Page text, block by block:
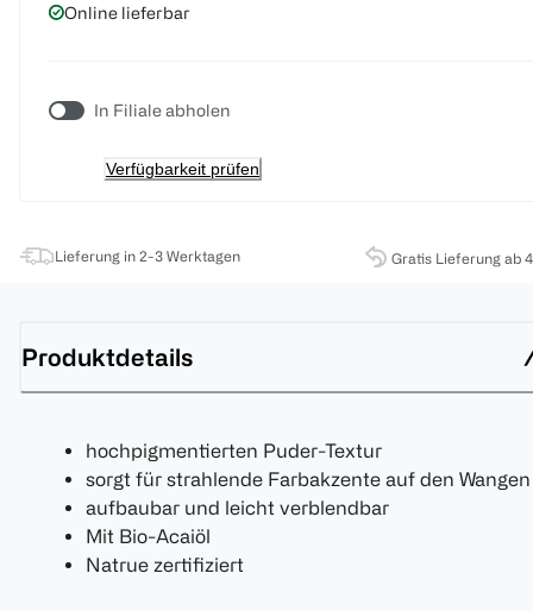
Online lieferbar
In Filiale abholen
Verfügbarkeit prüfen
Lieferung in 2-3 Werktagen Gratis Lieferung ab
Produktdetails
hochpigmentierten Puder-Textur
sorgt für strahlende Farbakzente auf den Wangen
aufbaubar und leicht verblendbar
Mit Bio-Acaiöl
Natrue zertifiziert